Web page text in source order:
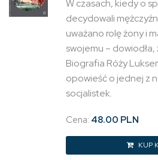
W czasach, kiedy o
decydowali
uważano rolę żony i
swojemu –
Biografia Róży
opowieść o jednej z
socjalistek.
Cena: 48.00 PLN
KUP